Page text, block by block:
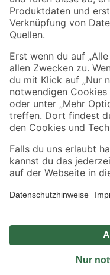
Sicher einkaufen
Jetzt die toom-App
Alle Preisangaben in EUR inkl.
Umständen nicht in allen Märkten
Produkte nur solange der Vorrat reicht.
*Paketversand ab 59 €
Privatsphäre
Nutzungsbedingungen